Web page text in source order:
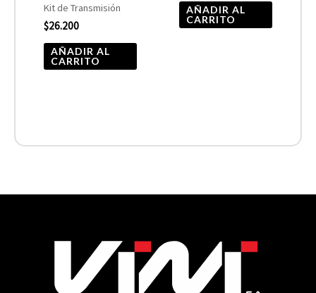
Kit de Transmisión
$26.200
AÑADIR AL
CARRITO
AÑADIR AL
CARRITO